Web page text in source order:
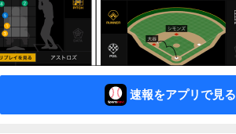
速報をアプリで見る